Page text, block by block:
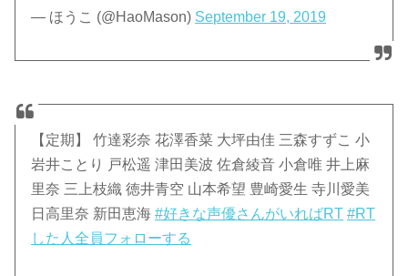
— ほうこ (@HaoMason) September 19, 2019
【定期】 竹達彩奈 花澤香菜 大坪由佳 三森すずこ 小
岩井ことり 戸松遥 津田美波 佐倉綾音 小倉唯 井上麻
里奈 三上枝織 徳井青空 山本希望 豊崎愛生 寺川愛美
日高里奈 新田恵海#好きな声優さんがいればRT #RT
した人全員フォローする